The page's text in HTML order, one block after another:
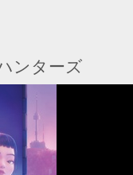
ンターズ